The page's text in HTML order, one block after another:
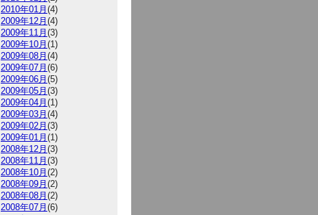
2010年01月(4)
2009年12月(4)
2009年11月(3)
2009年10月(1)
2009年08月(4)
2009年07月(6)
2009年06月(5)
2009年05月(3)
2009年04月(1)
2009年03月(4)
2009年02月(3)
2009年01月(1)
2008年12月(3)
2008年11月(3)
2008年10月(2)
2008年09月(2)
2008年08月(2)
2008年07月(6)